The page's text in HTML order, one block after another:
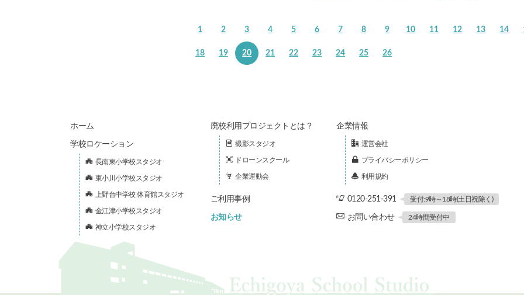
1 2 3 4 5 6 7 8 9 10 11 12 13 14
18 19 20 21 22 23 24 25 26
ホーム
学校ロケーション
長南東小学校スタジオ
東小川小学校スタジオ
上野台中学校 体育館スタジオ
金江津小学校スタジオ
神立小学校スタジオ
廃校利用プロジェクトとは？
撮影スタジオ
ドローンスクール
企業運動会
ご利用事例
お知らせ
企業情報
運営会社
プライバシーポリシー
利用規約
0120-251-391 受付:9時～18時(土日祝除く)
お問い合わせ 24時間受付中